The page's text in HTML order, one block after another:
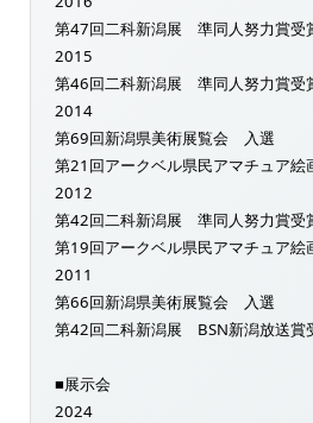
第47回二科新潟展 準同人努力賞受
2015
第46回二科新潟展 準同人努力賞受
2014
第69回新潟県美術展覧会 入選
第21回アークベル県民アマチュア
2012
第42回二科新潟展 準同人努力賞受
第19回アークベル県民アマチュア
2011
第66回新潟県美術展覧会 入選
第42回二科新潟展 BSN新潟放送賞
■展示会
2024